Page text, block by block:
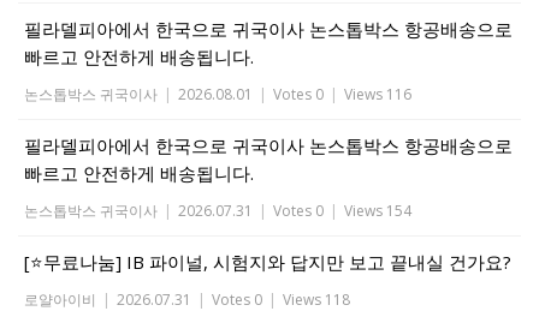
필라델피아에서 한국으로 귀국이사 논스톱박스 항공배송으로
빠르고 안전하게 배송됩니다.
논스톱박스 귀국이사 | 2026.08.01 | Votes 0 | Views 116
필라델피아에서 한국으로 귀국이사 논스톱박스 항공배송으로
빠르고 안전하게 배송됩니다.
논스톱박스 귀국이사 | 2026.07.31 | Votes 0 | Views 154
[⭐무료나눔] IB 파이널, 시험지와 답지만 보고 끝내실 건가요?
로얄아이비 | 2026.07.31 | Votes 0 | Views 118